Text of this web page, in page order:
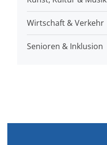
Wirtschaft & Verkehr
Senioren & Inklusion